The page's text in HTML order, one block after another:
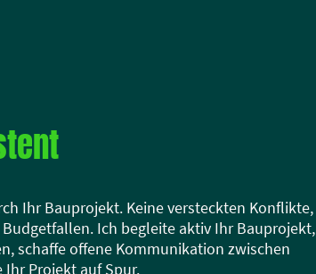
Ihr Bauprojekt. Keine versteckten Konflikte,
Ich begleite aktiv Ihr Bauprojekt,
schaffe offene Kommunikation zwischen
Projekt auf Spur.